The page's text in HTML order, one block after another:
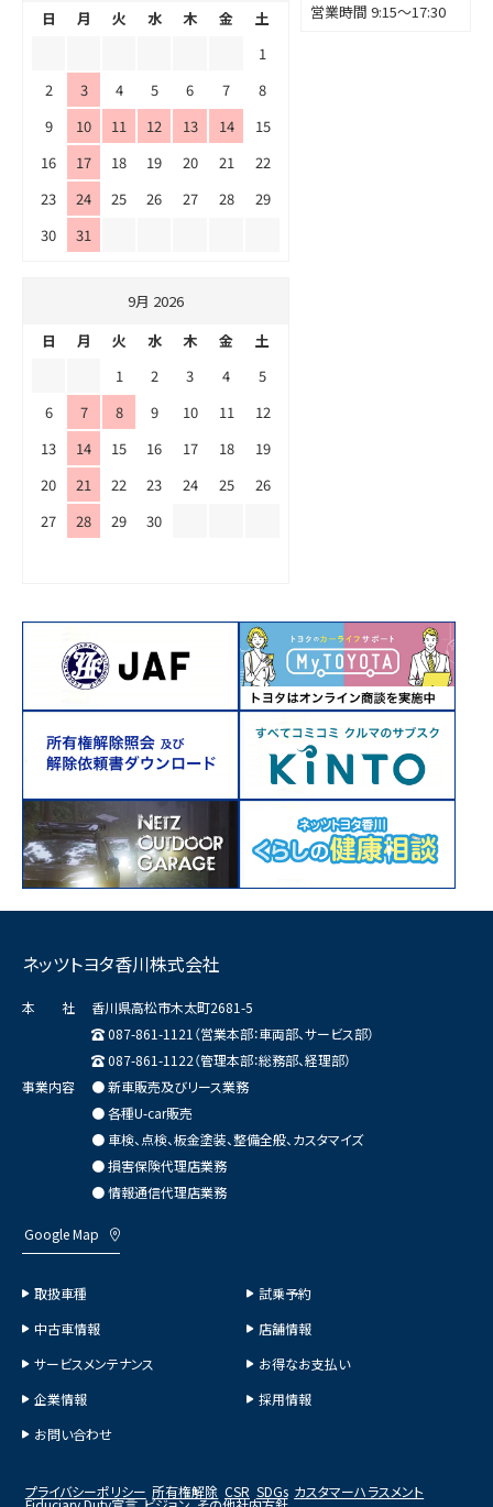
営業時間 9:15～17:30
日
月 火 水 木 金
土
1
2
3 4 5 6 7
8
9
10 11 12 13 14
15
16
17 18 19 20 21
22
23
24 25 26 27 28
29
30
31
9月 2026
日
月 火 水 木 金
土
1
2 3 4
5
6
7 8 9 10 11
12
13
14 15 16 17 18
19
20
21 22 23 24 25
26
27
28 29 30
ネッツトヨタ香川株式会社
本 社
香川県高松市木太町2681-5
087-861-1121（営業本部：車両部、サービス部）
087-861-1122（管理本部：総務部、経理部）
事業内容
● 新車販売及びリース業務
● 各種U-car販売
● 車検、点検、板金塗装、整備全般、カスタマイズ
● 損害保険代理店業務
● 情報通信代理店業務
Google Map
取扱車種
試乗予約
中古車情報
店舗情報
サービスメンテナンス
お得なお支払い
企業情報
採用情報
お問い合わせ
プライバシーポリシー 所有権解除 CSR SDGs カスタマーハラスメント